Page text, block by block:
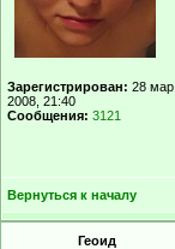
Зарегистрирован: 28 мар
2008, 21:40
Сообщения: 3121
Вернуться к началу
Геоид